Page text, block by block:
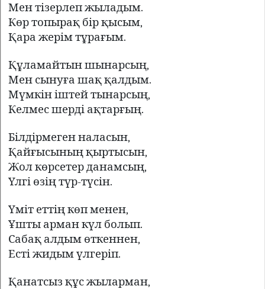
Мен тізерлеп жыладым.
Көр топырақ бір қысым,
Қара жерім тұрағым.
Құламайтын шынарсың,
Мен сынуға шақ қалдым.
Мүмкін іштей тынарсың,
Келмес шерді ақтарғың.
Білдірмеген наласын,
Қайғысының қыртысын,
Жол көрсетер данамсың,
Үлгі өзің түр-түсін.
Үміт еттің көп менен,
Ұшты арман күл болып.
Сабақ алдым өткеннен,
Есті жидым үлгеріп.
Қанатсыз құс жыларман,